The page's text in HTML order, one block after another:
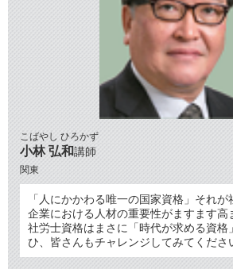
こばやし ひろかず
小林 弘和講師
関東
「人にかかわる唯一の国家資格」それが
企業における人材の重要性がますます高
社労士資格はまさに「時代が求める資格
ひ、皆さんもチャレンジしてみてくださ